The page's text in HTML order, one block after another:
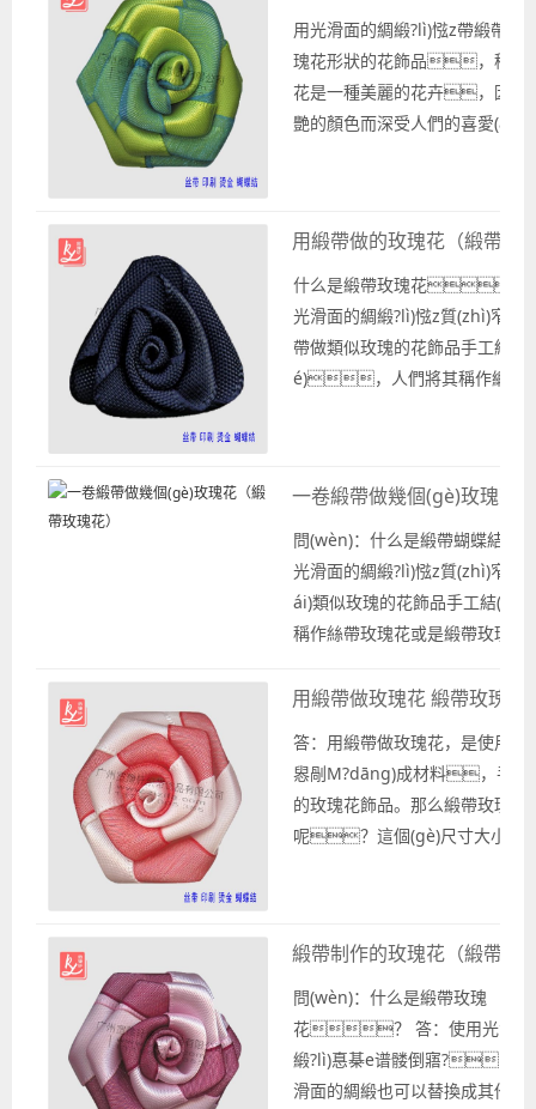
用光滑面的綢緞?lì)惤z帶緞帶為
瑰花形狀的花飾品，稱作
花是一種美麗的花卉，因其
艷的顏色而深受人們的喜愛
玫...
用緞帶做的玫瑰花（緞帶玫
什么是緞帶玫瑰花？
光滑面的綢緞?lì)惤z質(zhì)窄幅
帶做類似玫瑰的花飾品手工結(ji
é)，人們將其稱作緞帶
i)的花飾手工花，屬于一
流行的手工花飾品，通常用于婚
(duì)、服裝服飾以及禮品包裝
面。 用緞帶做玫瑰花，...
一卷緞帶做幾個(gè)玫瑰花
問(wèn)：什么是緞帶蝴蝶結
光滑面的綢緞?lì)惤z質(zhì)窄幅
ái)類似玫瑰的花飾品手工結
稱作絲帶玫瑰花或是緞帶玫瑰
式，緞帶做玫瑰花是一種
é)。 緞帶是手工DIY制作玫
材料，使用不同寬度和
用緞帶做玫瑰花 緞帶玫瑰花
答：用緞帶做玫瑰花，是使用光
惥剮М?dāng)成材料，手工
的玫瑰花飾品。那么緞帶玫瑰花
呢？這個(gè)尺寸大小沒
緞帶玫瑰花的尺寸大小是依據
hǎng)景化決定大小，比
尺寸和玫瑰花形狀以及花朵直徑
緞帶制作的玫瑰花（緞帶玫
問(wèn)：什么是緞帶玫瑰
花？ 答：使用光滑面
緞?lì)惪棊е谱髅倒寤?，這
滑面的綢緞也可以替換成其他